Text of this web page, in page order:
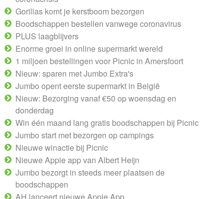
Gorillas komt je kerstboom bezorgen
Boodschappen bestellen vanwege coronavirus
PLUS laagblijvers
Enorme groei in online supermarkt wereld
1 miljoen bestellingen voor Picnic in Amersfoort
Nieuw: sparen met Jumbo Extra's
Jumbo opent eerste supermarkt in België
Nieuw: Bezorging vanaf €50 op woensdag en
donderdag
Win één maand lang gratis boodschappen bij Picnic
Jumbo start met bezorgen op campings
Nieuwe winactie bij Picnic
Nieuwe Appie app van Albert Heijn
Jumbo bezorgt in steeds meer plaatsen de
boodschappen
AH lanceert nieuwe Appie App